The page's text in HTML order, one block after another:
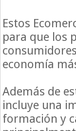
Estos
para que los
economía
Además de
incluye una
formación y